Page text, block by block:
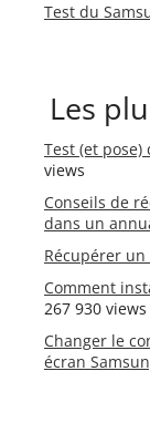
Test du
Les
Test (et
views
Conseils de
dans un
Récupérer
Comment
267 930 views
Changer le
écran